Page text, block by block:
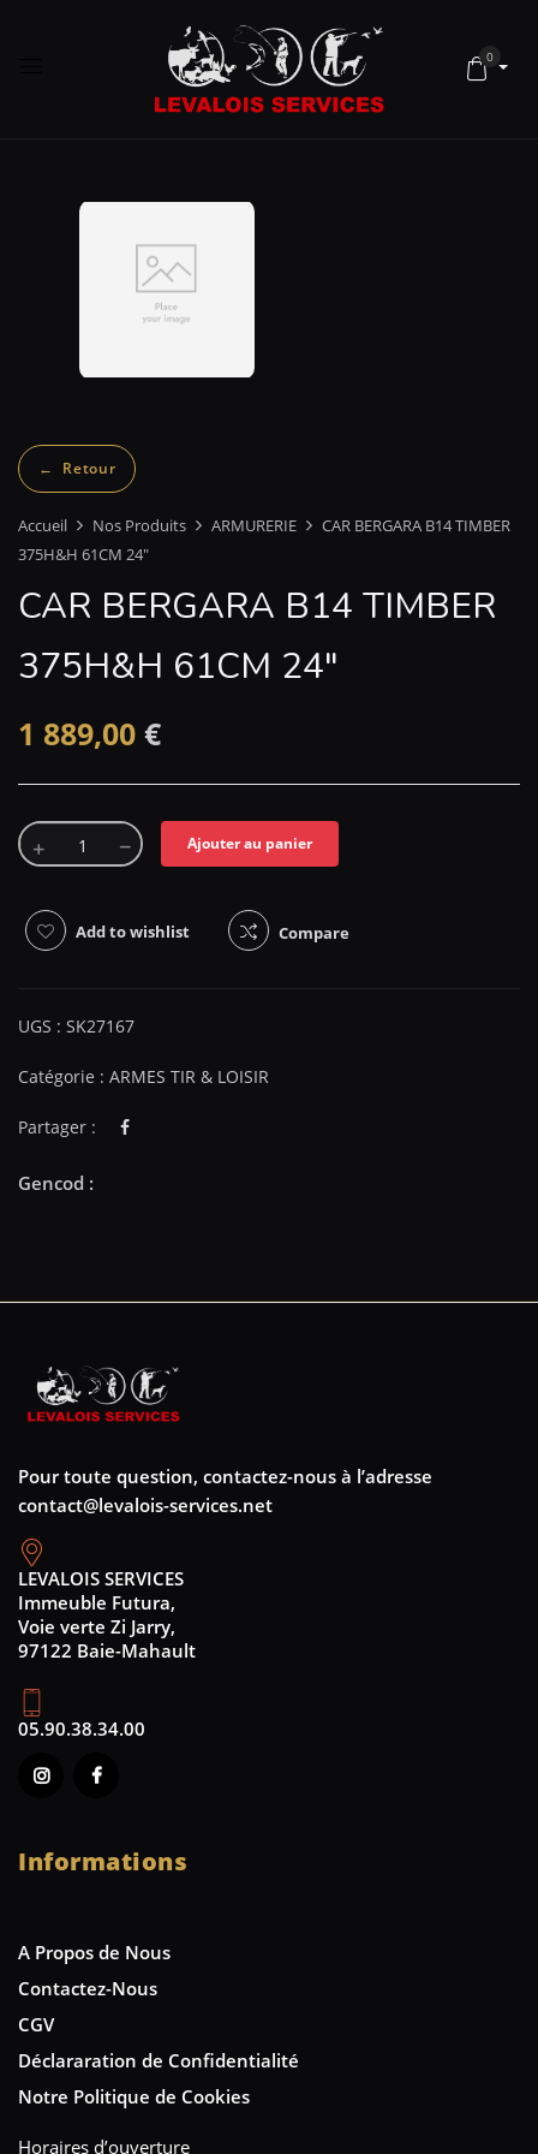
0
Accueil Nos Produits ARMURERIE
CAR BERGARA B14 TIMBER
375H&H 61CM 24″
CAR BERGARA B14 TIMBER
375H&H 61CM 24″
1 889,00 €
Ajouter au panier
Add to wishlist Compare
UGS : SK27167
Catégorie : ARMES TIR & LOISIR
Partager :
Pour toute question, contactez-nous à l’adresse
contact@levalois-services.net
LEVALOIS SERVICES
Immeuble Futura,
Voie verte Zi Jarry,
97122 Baie-Mahault
05.90.38.34.00
Informations
A Propos de Nous
Contactez-Nous
CGV
Déclararation de Confidentialité
Notre Politique de Cookies
Horaires d’ouverture